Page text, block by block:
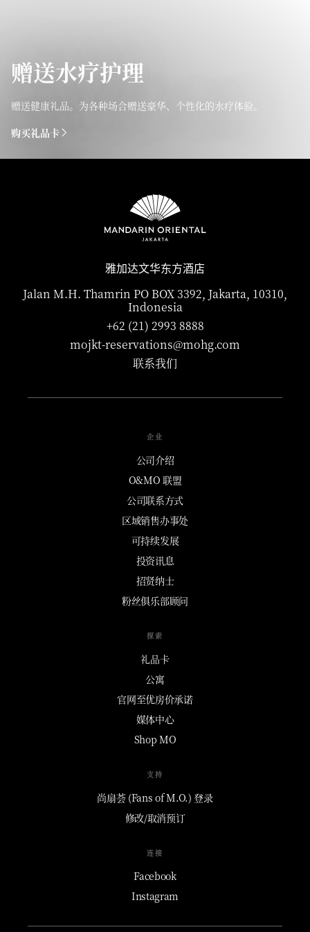
赠送水疗护理
赠送健康礼品。为各种场合赠送豪华、个性化的水疗体验。
购买礼品卡
雅加达文华东方酒店
Jalan M.H. Thamrin PO BOX 3392, Jakarta, 10310,
Indonesia
+62 (21) 2993 8888
mojkt-reservations@mohg.com
联系我们
企业
公司介绍
O&MO 联盟
公司联系方式
区域销售办事处
可持续发展
投资讯息
招贤纳士
粉丝俱乐部顾问
探索
礼品卡
公寓
官网至优房价承诺
媒体中心
Shop MO
支持
尚扇荟 (Fans of M.O.) 登录
修改/取消预订
连接
Facebook
Instagram